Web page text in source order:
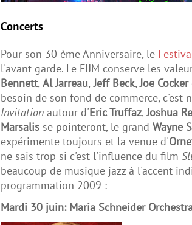
Concerts
Pour son 30 ème Anniversaire, le
l'avant-garde. Le FIJM conserve les
Bennett, Al Jarreau, Jeff Beck,Joe Cocker
besoin de son fond de commerce, c'est
Invitation autour d'Eric Truffaz,Joshua
Marsalis se pointeront, le grand Wayne
expérimente toujours et la venue d'
ne sais trop si c'est l'influence du film
beaucoup de musique jazz à l'accent
programmation 2009 :
Mardi 30 juin: Maria Schneider